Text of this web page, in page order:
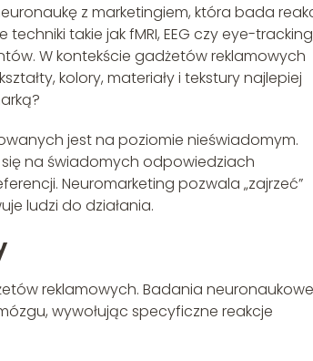
z marketingiem, która bada
takie jak fMRI, EEG czy eye-
W kontekście gadżetów reklamowych
kolory, materiały i tekstury najlepiej
jest na poziomie nieświadomym.
na świadomych odpowiedziach
Neuromarketing pozwala „zajrzeć”
ludzi do działania.
reklamowych. Badania neuronaukowe
wywołując specyficzne reakcje